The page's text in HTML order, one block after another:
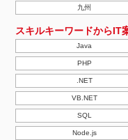
九州
スキルキーワードからIT
Java
PHP
.NET
VB.NET
SQL
Node.js